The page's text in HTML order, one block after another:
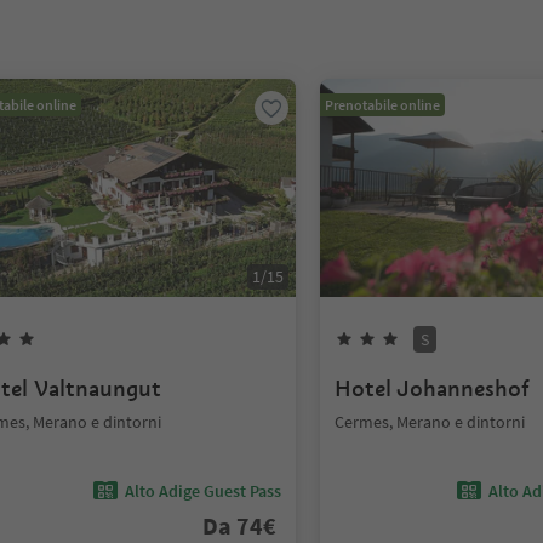
online
1/15
Valtnaungut
Merano e dintorni
Alto Adige Guest Pass
Da 74€
Prenotabile online
S
Hotel Johanneshof
Cermes, Merano e dintorni
Alto